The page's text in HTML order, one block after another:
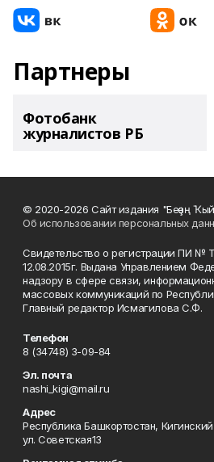
Партнеры
Фотобанк
журналистов РБ
© 2020-2026 Сайт издания "Беҙҙең
Об использовании персональных
Свидетельство о регистрации ПИ №
12.08.2015г. Выдана Управлением
надзору в сфере связи,
массовых коммуникаций по
Главный редактор Исмагилова С.Ф.
Телефон
8 (34748) 3-09-84
Эл. почта
nashi_kigi@mail.ru
Адрес
Республика Башкортостан,
ул. Советская13